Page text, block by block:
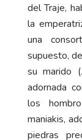
del Traje,
la
una
supuesto,
su marido
adornada
los
maniakis,
piedras